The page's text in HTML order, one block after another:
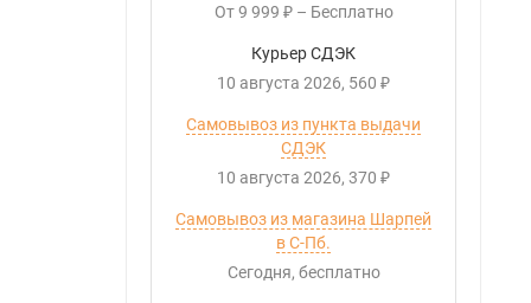
От 9 999 ₽ – Бесплатно
Курьер СДЭК
10 августа 2026 560 ₽
Самовывоз из пункта выдачи
СДЭК
10 августа 2026 370 ₽
Самовывоз из магазина Шарпей
в С-Пб.
Сегодня
Бесплатно